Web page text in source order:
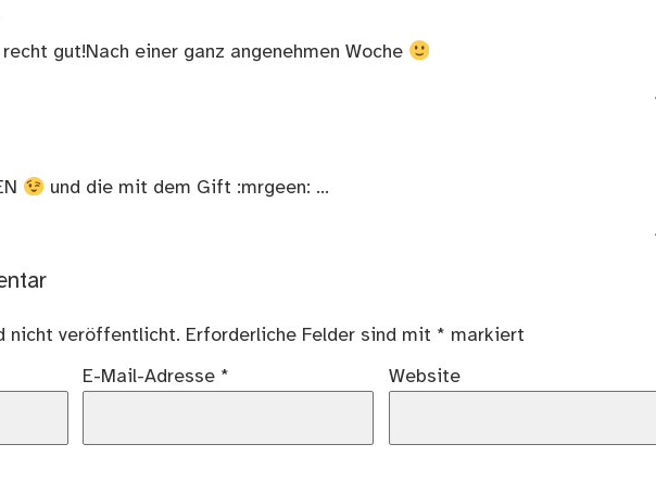
gut!Nach einer ganz angenehmen Woche
und die mit dem Gift :mrgeen: …
nicht veröffentlicht. Erforderliche Felder sind mit * markiert
E-Mail-Adresse * Website